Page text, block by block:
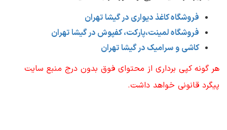
فروشگاه کاغذ دیواری در گیشا تهران
فروشگاه لمینت،پارکت، کفپوش در گیشا تهران
کاشی و سرامیک در گیشا تهران
هر گونه کپی برداری از محتوای فوق بدون درج منبع سایت
پیگرد قانونی خواهد داشت.